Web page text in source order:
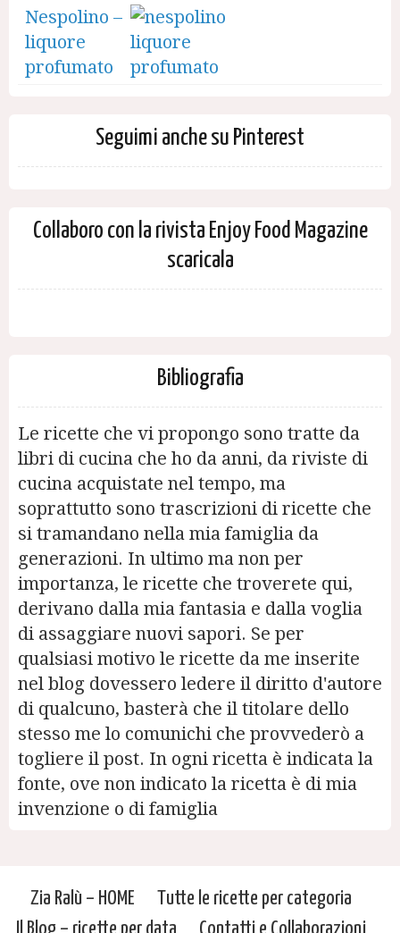
Nespolino –
liquore
profumato
Seguimi anche su Pinterest
Collaboro con la rivista Enjoy Food Magazine
scaricala
Bibliografia
Le ricette che vi propongo sono tratte da
libri di cucina che ho da anni, da riviste di
cucina acquistate nel tempo, ma
soprattutto sono trascrizioni di ricette che
si tramandano nella mia famiglia da
generazioni. In ultimo ma non per
importanza, le ricette che troverete qui,
derivano dalla mia fantasia e dalla voglia
di assaggiare nuovi sapori. Se per
qualsiasi motivo le ricette da me inserite
nel blog dovessero ledere il diritto d'autore
di qualcuno, basterà che il titolare dello
stesso me lo comunichi che provvederò a
togliere il post. In ogni ricetta è indicata la
fonte, ove non indicato la ricetta è di mia
invenzione o di famiglia
Zia Ralù – HOME
Tutte le ricette per categoria